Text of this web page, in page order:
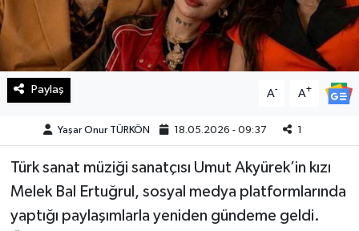
Paylaş A- A+
Yaşar Onur TÜRKÖN 18.05.2026 - 09:37 1
Türk sanat müziği sanatçısı Umut Akyürek’in kızı
Melek Bal Ertuğrul, sosyal medya platformlarında
yaptığı paylaşımlarla yeniden gündeme geldi.
Resmi İlan
Sağlık
Spor
SürManşet
Teknoloji
Yaşam